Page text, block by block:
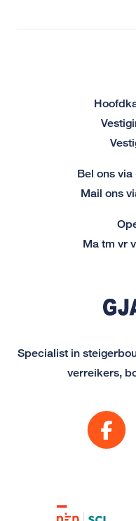
Specialist in
verreikers,
Bel ons via
Mail ons
Ma tm vr